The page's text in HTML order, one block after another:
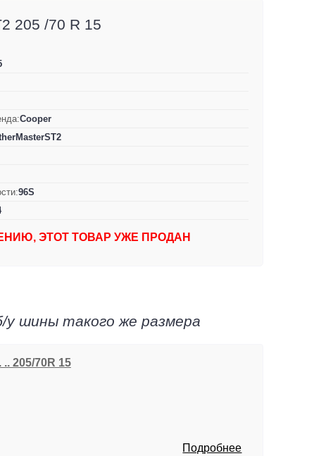
205 /70 R 15
Cooper
96S
ЭТОТ ТОВАР УЖЕ ПРОДАН
шины такого же размера
205/70R 15
Подробнее